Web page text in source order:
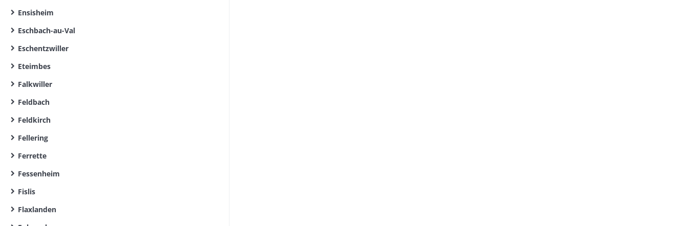
Ensisheim
Eschbach-au-Val
Eschentzwiller
Eteimbes
Falkwiller
Feldbach
Feldkirch
Fellering
Ferrette
Fessenheim
Fislis
Flaxlanden